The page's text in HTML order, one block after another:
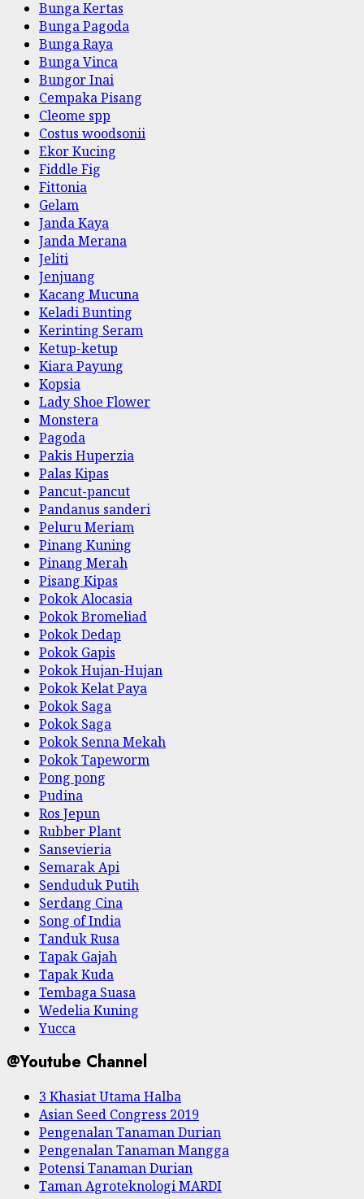
Bunga Kertas
Bunga Pagoda
Bunga Raya
Bunga Vinca
Bungor Inai
Cempaka Pisang
Cleome spp
Costus woodsonii
Ekor Kucing
Fiddle Fig
Fittonia
Gelam
Janda Kaya
Janda Merana
Jeliti
Jenjuang
Kacang Mucuna
Keladi Bunting
Kerinting Seram
Ketup-ketup
Kiara Payung
Kopsia
Lady Shoe Flower
Monstera
Pagoda
Pakis Huperzia
Palas Kipas
Pancut-pancut
Pandanus sanderi
Peluru Meriam
Pinang Kuning
Pinang Merah
Pisang Kipas
Pokok Alocasia
Pokok Bromeliad
Pokok Dedap
Pokok Gapis
Pokok Hujan-Hujan
Pokok Kelat Paya
Pokok Saga
Pokok Saga
Pokok Senna Mekah
Pokok Tapeworm
Pong pong
Pudina
Ros Jepun
Rubber Plant
Sansevieria
Semarak Api
Senduduk Putih
Serdang Cina
Song of India
Tanduk Rusa
Tapak Gajah
Tapak Kuda
Tembaga Suasa
Wedelia Kuning
Yucca
@Youtube Channel
3 Khasiat Utama Halba
Asian Seed Congress 2019
Pengenalan Tanaman Durian
Pengenalan Tanaman Mangga
Potensi Tanaman Durian
Taman Agroteknologi MARDI